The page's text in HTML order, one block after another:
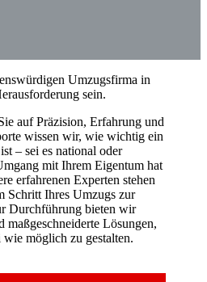
Umzugsfirma in
sein.
auf Präzision, Erfahrung und
wissen wir, wie wichtig ein
– sei es national oder
mit Ihrem Eigentum hat
erfahrenen Experten stehen
Schritt Ihres Umzugs zur
Durchführung bieten wir
maßgeschneiderte Lösungen,
möglich zu gestalten.